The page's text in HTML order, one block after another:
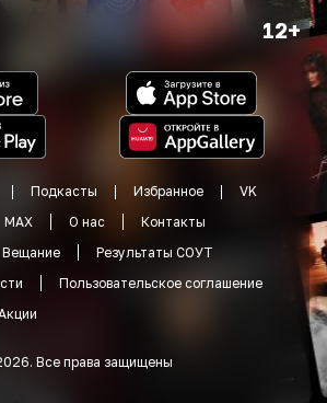
12+
Подкасты Избранное
VK
MAX О нас
Контакты
Вещание
Результаты СОУТ
Пользовательское соглашение
. Все права защищены